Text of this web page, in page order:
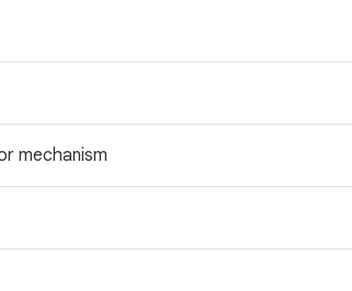
mechanism